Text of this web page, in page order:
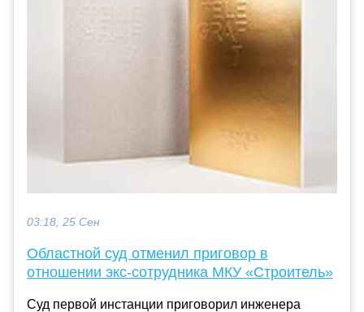
03:18, 25 Сен
Областной суд отменил приговор в
отношении экс-сотрудника МКУ «Строитель»
Суд первой инстанции приговорил инженера